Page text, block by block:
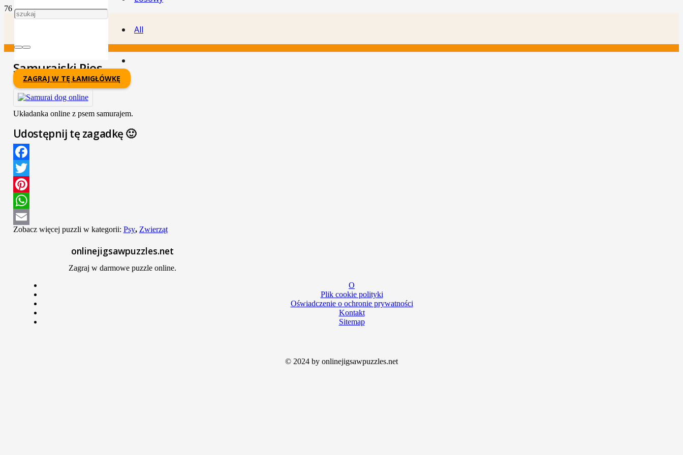
All
Samurajski Pies
ZAGRAJ W TĘ ŁAMIGŁÓWKĘ
Układanka online z psem samurajem.
Udostępnij tę zagadkę 🙂
Facebook
Twitter
Pinterest
WhatsApp
Email
Zobacz więcej puzzli w kategorii: Psy, Zwierząt
onlinejigsawpuzzles.net
Zagraj w darmowe puzzle online.
O
Plik cookie polityki
Oświadczenie o ochronie prywatności
Kontakt
Sitemap
© 2024 by onlinejigsawpuzzles.net